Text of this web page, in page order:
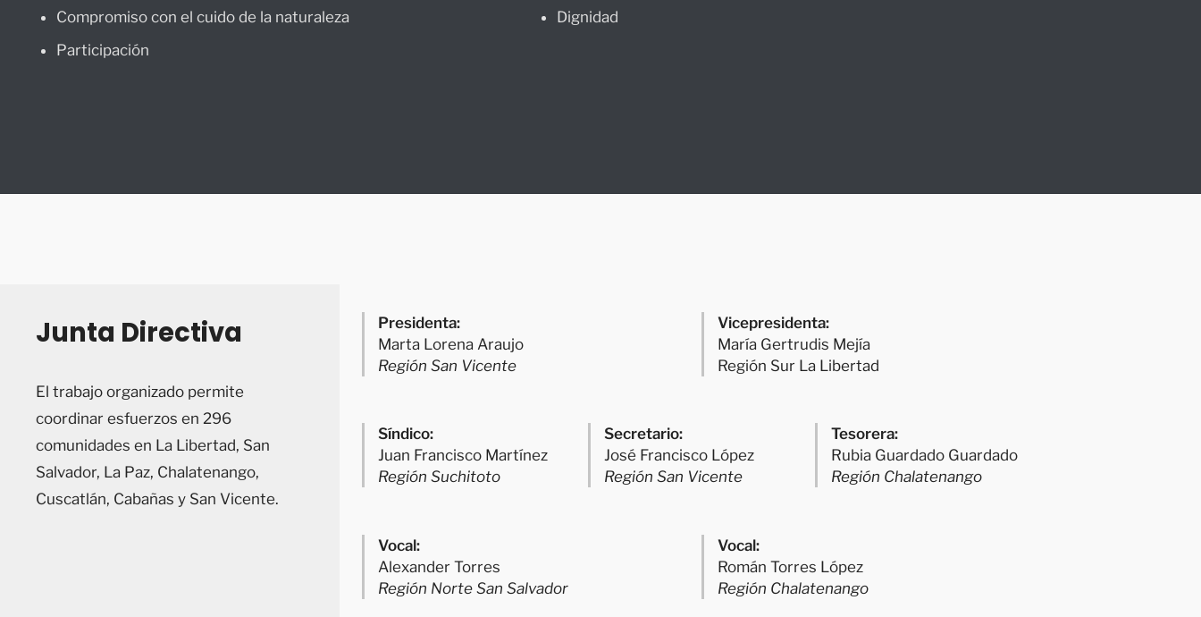
Compromiso con el cuido de la naturaleza
Participación
Dignidad
Junta Directiva
El trabajo organizado permite
coordinar esfuerzos en 296
comunidades en La Libertad, San
Salvador, La Paz, Chalatenango,
Cuscatlán, Cabañas y San Vicente.
Presidenta:
Marta Lorena Araujo
Región San Vicente
Vicepresidenta:
María Gertrudis Mejía
Región Sur La Libertad
Síndico:
Juan Francisco Martínez
Región Suchitoto
Secretario:
José Francisco López
Región San Vicente
Tesorera:
Rubia Guardado Guardado
Región Chalatenango
Vocal:
Alexander Torres
Región Norte San Salvador
Vocal:
Román Torres López
Región Chalatenango